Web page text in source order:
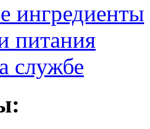
ингредиенты
питания
службе